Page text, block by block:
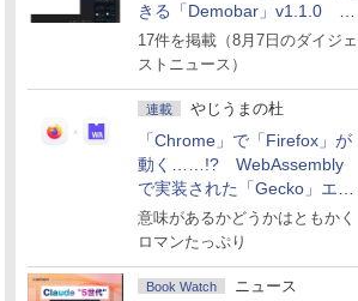
きる「Demobar」v1.1.0 ほ
か
17件を掲載（8月7日のダイジェ
ストニュース）
連載 やじうまの杜
「Chrome」で「Firefox」が
動く……!? WebAssembly
で実装された「Gecko」エン
ジン
意味があるかどうかはともかく
ロマンたっぷり
Book Watch ニュース